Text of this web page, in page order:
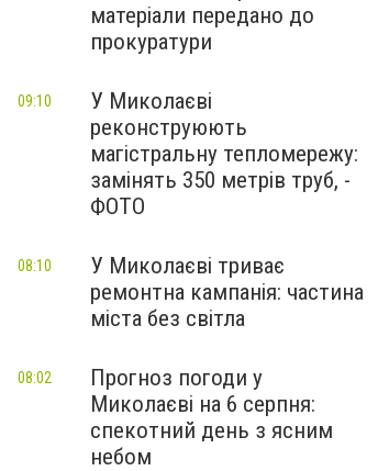
матеріали передано до
прокуратури
У Миколаєві
реконструюють
магістральну тепломережу:
замінять 350 метрів труб, -
ФОТО
09:10
У Миколаєві триває
ремонтна кампанія: частина
міста без світла
08:10
Прогноз погоди у
Миколаєві на 6 серпня:
спекотний день з ясним
небом
08:02